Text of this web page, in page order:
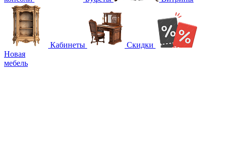
Кабинеты
Скидки
Новая
мебель